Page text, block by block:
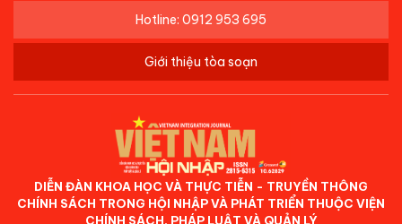
Hotline: 0912 953 695
Giới thiệu tòa soạn
DIỄN ĐÀN KHOA HỌC VÀ THỰC TIỄN - TRUYỀN THÔNG
CHÍNH SÁCH TRONG HỘI NHẬP VÀ PHÁT TRIỂN THUỘC VIỆN
CHÍNH SÁCH, PHÁP LUẬT VÀ QUẢN LÝ